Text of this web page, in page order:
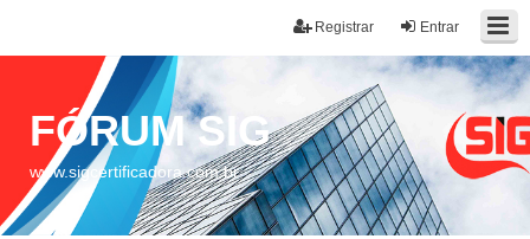
Entrar
Registrar
FÓRUM SIG
www.sigcertificadora.com.br